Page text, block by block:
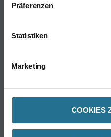
Präferenzen
Statistiken
Marketing
COOKIES
Putze- und Spachtelmassen
Wand- & Deckenbeläge
CMS Gruppe